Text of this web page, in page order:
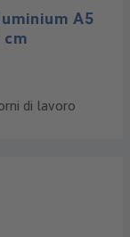
A5
di lavoro